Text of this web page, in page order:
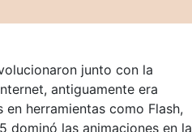
junto con la
antiguamente era
herramientas como Flash,
dominó las animaciones en la